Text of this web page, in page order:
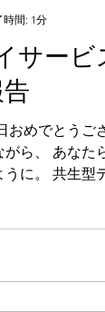
ので、担当ケ
いです。 皆さ
けるよう、今
援事業所絆の
サー
おめでとうご
ら、 あなた
うに。 共生
富んだ出店や
な一日になり
時間: 1分